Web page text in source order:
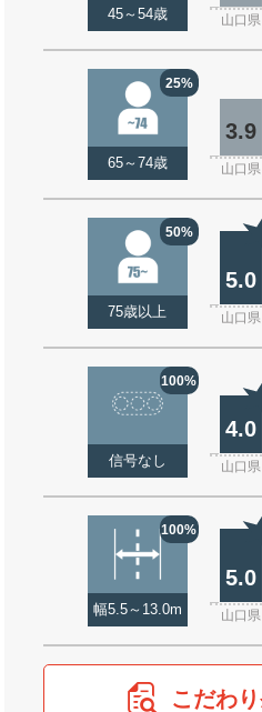
45～54歳 山口県
25%
65～74歳
3.9
山口県
50%
75歳以上
5.0
山口県
100%
信号なし
4.0
山口県
100%
幅5.5～13.0m
5.0
山口県
こだわ